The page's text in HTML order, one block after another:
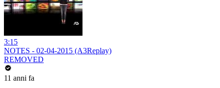
3:15
NOTES - 02-04-2015 (A3Replay)
REMOVED
11 anni fa